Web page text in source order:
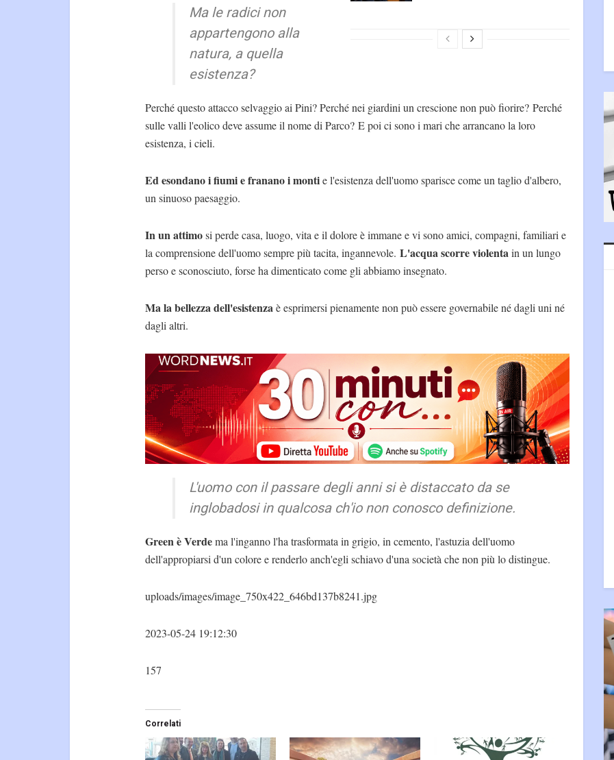
Ma le radici non
appartengono alla
natura, a quella
esistenza?
Perché questo attacco selvaggio ai Pini? Perché nei giardini un crescione non può fiorire? Perché
sulle valli l'eolico deve assume il nome di Parco? E poi ci sono i mari che arrancano la loro
esistenza, i cieli.
Ed esondano i fiumi e franano i montie l'esistenza dell'uomo sparisce come un taglio d'albero,
un sinuoso paesaggio.
In un attimosi perde casa, luogo, vita e il dolore è immane e vi sono amici, compagni, familiari e
la comprensione dell'uomo sempre più tacita, ingannevole. L'acqua scorre violentain un lungo
perso e sconosciuto, forse ha dimenticato come gli abbiamo insegnato.
Ma la bellezza dell'esistenzaè esprimersi pienamente non può essere governabile né dagli uni né
dagli altri.
L'uomo con il passare degli anni si è distaccato da se
inglobadosi in qualcosa ch'io non conosco definizione.
Green è Verdema l'inganno l'ha trasformata in grigio, in cemento, l'astuzia dell'uomo
dell'appropiarsi d'un colore e renderlo anch'egli schiavo d'una società che non più lo distingue.
uploads/images/image_750x422_646bd137b8241.jpg
2023-05-24 19:12:30
157
Correlati